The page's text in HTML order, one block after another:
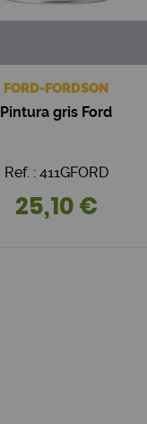
FORD-FORDSON
Pintura gris Ford
Ref. : 411GFORD
25,10 €